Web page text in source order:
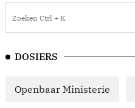
DOSIERS
Openbaar Ministerie